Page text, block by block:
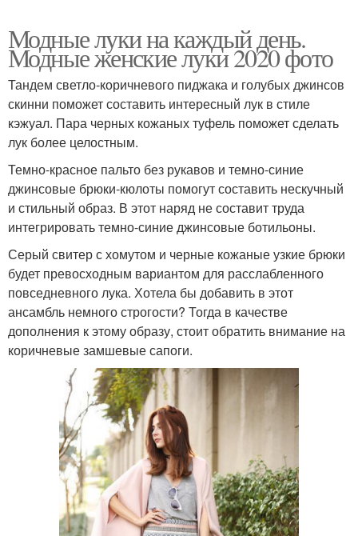
Модные луки на каждый день.
Модные женские луки 2020 фото
Тандем светло-коричневого пиджака и голубых джинсов
скинни поможет составить интересный лук в стиле
кэжуал. Пара черных кожаных туфель поможет сделать
лук более целостным.
Темно-красное пальто без рукавов и темно-синие
джинсовые брюки-кюлоты помогут составить нескучный
и стильный образ. В этот наряд не составит труда
интегрировать темно-синие джинсовые ботильоны.
Серый свитер с хомутом и черные кожаные узкие брюки
будет превосходным вариантом для расслабленного
повседневного лука. Хотела бы добавить в этот
ансамбль немного строгости? Тогда в качестве
дополнения к этому образу, стоит обратить внимание на
коричневые замшевые сапоги.